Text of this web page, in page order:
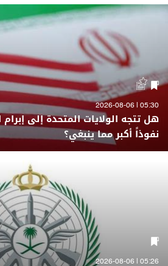
05:30 | 2026-08-06
هل تتجه الولايات المتحدة إلى إبرام
نفوذاً أكبر مما ينبغي؟
05:26 | 2026-08-06